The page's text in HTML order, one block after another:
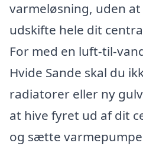
varmeløsning, uden
udskifte hele dit
For med en luft-til-
Hvide Sande skal du
radiatorer eller ny
at hive fyret ud af dit
og sætte